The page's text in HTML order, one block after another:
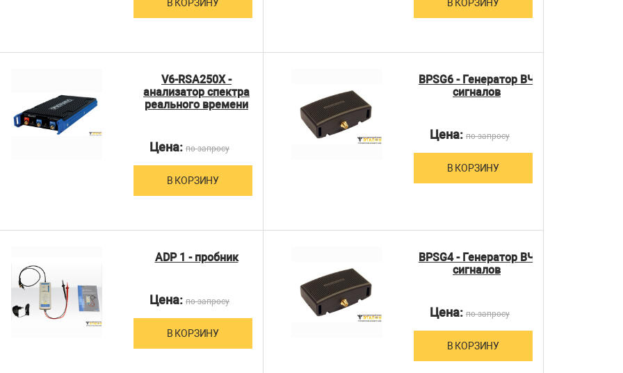
В КОРЗИНУ В КОРЗИНУ
V6-RSA250X -
анализатор спектра
реального времени
Цена: по запросу
В КОРЗИНУ
BPSG6 - Генератор ВЧ
сигналов
Цена: по запросу
В КОРЗИНУ
ADP 1 - пробник
Цена: по запросу
В КОРЗИНУ
BPSG4 - Генератор ВЧ
сигналов
Цена: по запросу
В КОРЗИНУ